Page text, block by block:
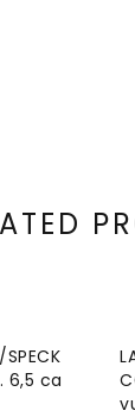
6,5 ca